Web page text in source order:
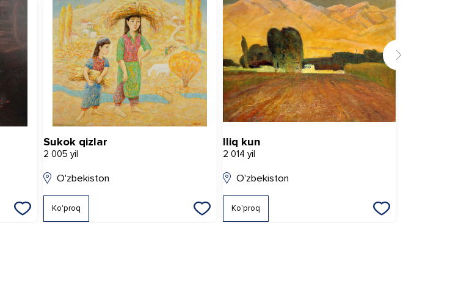
Sukok qizlar
2 005 yil
O'zbekiston
Ko'proq
Iliq kun
2 014 yil
O'zbekiston
Ko'proq